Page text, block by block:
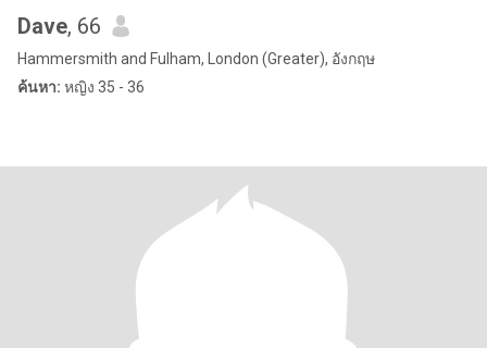
Dave, 66
Hammersmith and Fulham, London (Greater), อังกฤษ
ค้นหา: หญิง 35 - 36